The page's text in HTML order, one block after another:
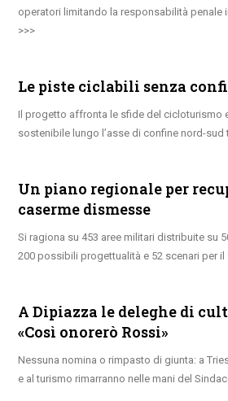
operatori limitando la responsabilità penale
Le piste ciclabili senza
Il progetto affronta le sfide del cicloturismo
sostenibile lungo l’asse di confine nord-sud
Un piano regionale per
caserme dismesse
Si ragiona su 453 aree militari distribuite su
200 possibili progettualità e 52 scenari per il
A Dipiazza le deleghe di
«Così onorerò Rossi»
Nessuna nomina o rimpasto di giunta: a
e al turismo rimarranno nelle mani del